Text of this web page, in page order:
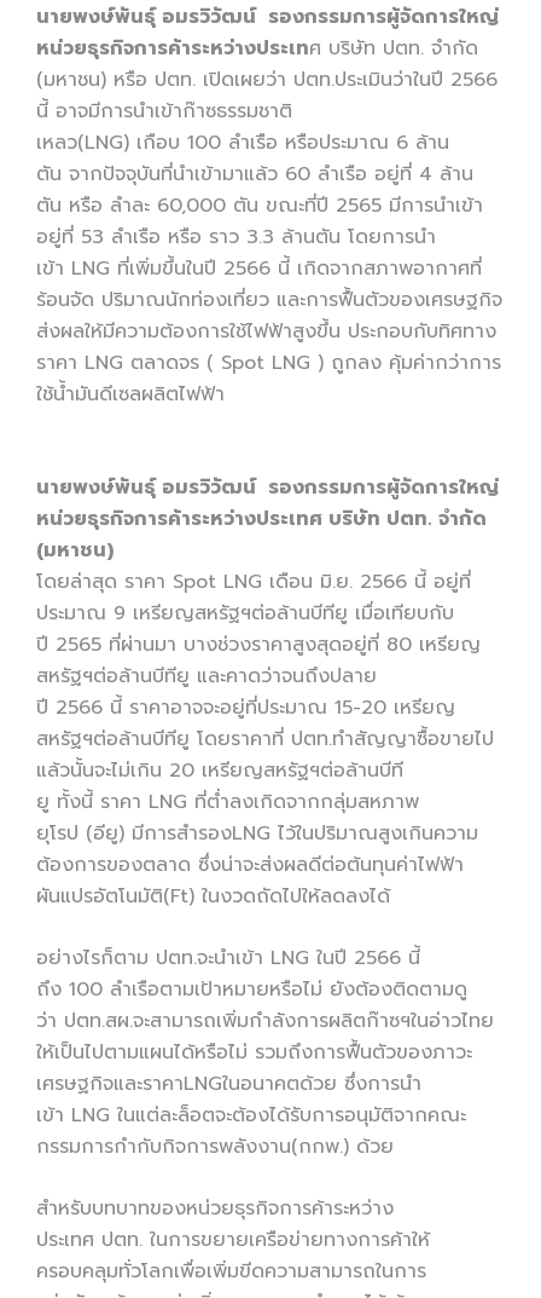
นายพงษ์พันธุ์ อมรวิวัฒน์ รองกรรมการผู้จัดการใหญ่
หน่วยธุรกิจการค้าระหว่างประเทศ บริษัท ปตท. จำกัด
(มหาชน) หรือ ปตท. เปิดเผยว่า ปตท.ประเมินว่าในปี 2566
นี้ อาจมีการนำเข้าก๊าซธรรมชาติ
เหลว(LNG) เกือบ 100 ลำเรือ หรือประมาณ 6 ล้าน
ตัน จากปัจจุบันที่นำเข้ามาแล้ว 60 ลำเรือ อยู่ที่ 4 ล้าน
ตัน หรือ ลำละ 60,000 ตัน ขณะที่ปี 2565 มีการนำเข้า
อยู่ที่ 53 ลำเรือ หรือ ราว 3.3 ล้านตัน โดยการนำ
เข้า LNG ที่เพิ่มขึ้นในปี 2566 นี้ เกิดจากสภาพอากาศที่
ร้อนจัด ปริมาณนักท่องเที่ยว และการฟื้นตัวของเศรษฐกิจ
ส่งผลให้มีความต้องการใช้ไฟฟ้าสูงขึ้น ประกอบกับทิศทาง
ราคา LNG ตลาดจร ( Spot LNG ) ถูกลง คุ้มค่ากว่าการ
ใช้น้ำมันดีเซลผลิตไฟฟ้า
นายพงษ์พันธุ์ อมรวิวัฒน์ รองกรรมการผู้จัดการใหญ่
หน่วยธุรกิจการค้าระหว่างประเทศ บริษัท ปตท. จำกัด
(มหาชน)
โดยล่าสุด ราคา Spot LNG เดือน มิ.ย. 2566 นี้ อยู่ที่
ประมาณ 9 เหรียญสหรัฐฯต่อล้านบีทียู เมื่อเทียบกับ
ปี 2565 ที่ผ่านมา บางช่วงราคาสูงสุดอยู่ที่ 80 เหรียญ
สหรัฐฯต่อล้านบีทียู และคาดว่าจนถึงปลาย
ปี 2566 นี้ ราคาอาจจะอยู่ที่ประมาณ 15-20 เหรียญ
สหรัฐฯต่อล้านบีทียู โดยราคาที่ ปตท.ทำสัญญาซื้อขายไป
แล้วนั้นจะไม่เกิน 20 เหรียญสหรัฐฯต่อล้านบีที
ยู ทั้งนี้ ราคา LNG ที่ต่ำลงเกิดจากกลุ่มสหภาพ
ยุโรป (อียู) มีการสำรองLNG ไว้ในปริมาณสูงเกินความ
ต้องการของตลาด ซึ่งน่าจะส่งผลดีต่อต้นทุนค่าไฟฟ้า
ผันแปรอัตโนมัติ(Ft) ในงวดถัดไปให้ลดลงได้
อย่างไรก็ตาม ปตท.จะนำเข้า LNG ในปี 2566 นี้
ถึง 100 ลำเรือตามเป้าหมายหรือไม่ ยังต้องติดตามดู
ว่า ปตท.สผ.จะสามารถเพิ่มกำลังการผลิตก๊าซฯในอ่าวไทย
ให้เป็นไปตามแผนได้หรือไม่ รวมถึงการฟื้นตัวของภาวะ
เศรษฐกิจและราคาLNGในอนาคตด้วย ซึ่งการนำ
เข้า LNG ในแต่ละล็อตจะต้องได้รับการอนุมัติจากคณะ
กรรมการกำกับกิจการพลังงาน(กกพ.) ด้วย
สำหรับบทบาทของหน่วยธุรกิจการค้าระหว่าง
ประเทศ ปตท. ในการขยายเครือข่ายทางการค้าให้
ครอบคลุมทั่วโลกเพื่อเพิ่มขีดความสามารถในการ